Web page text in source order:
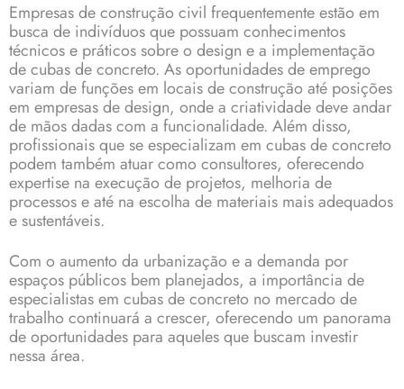
Empresas de construção civil frequentemente estão em
busca de indivíduos que possuam conhecimentos
técnicos e práticos sobre o design e a implementação
de cubas de concreto. As oportunidades de emprego
variam de funções em locais de construção até posições
em empresas de design, onde a criatividade deve andar
de mãos dadas com a funcionalidade. Além disso,
profissionais que se especializam em cubas de concreto
podem também atuar como consultores, oferecendo
expertise na execução de projetos, melhoria de
processos e até na escolha de materiais mais adequados
e sustentáveis.
Com o aumento da urbanização e a demanda por
espaços públicos bem planejados, a importância de
especialistas em cubas de concreto no mercado de
trabalho continuará a crescer, oferecendo um panorama
de oportunidades para aqueles que buscam investir
nessa área.